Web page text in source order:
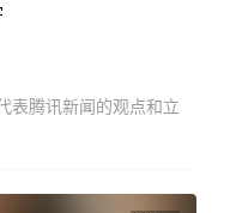
表腾讯新闻的观点和立